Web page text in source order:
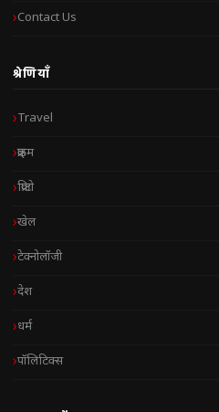
Contact Us
श्रेणियाँ
Travel
क्राइम
क्रिप्टो
खेल
टेक्नोलॉजी
देश
धर्म
पॉलिटिक्स